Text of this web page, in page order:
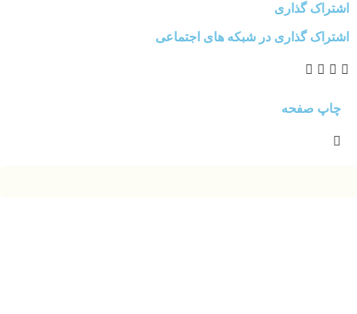
اشتراک گذاری
اشتراک گذاری در شبکه های اجتماعی
چاپ صفحه